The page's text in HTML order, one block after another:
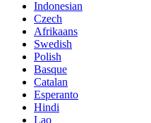
Indonesian
Czech
Afrikaans
Swedish
Polish
Basque
Catalan
Esperanto
Hindi
Lao